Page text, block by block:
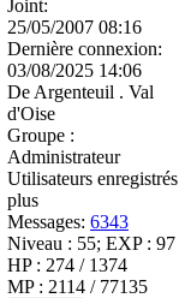
Joint:
25/05/2007 08:16
Dernière connexion:
03/08/2025 14:06
De Argenteuil . Val
d'Oise
Groupe :
Administrateur
Utilisateurs enregistrés
plus
Messages: 6343
Niveau : 55; EXP : 97
HP : 274 / 1374
MP : 2114 / 77135